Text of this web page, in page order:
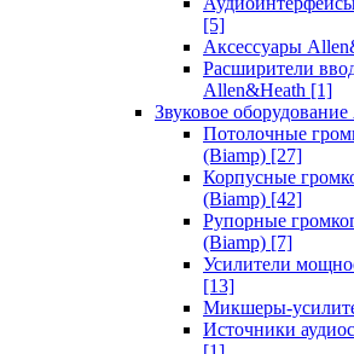
[5]
Аксессуары
Расширители
Allen&Heath [1]
Звуковое
Потолочные
(Biamp) [27]
Корпусные
(Biamp) [42]
Рупорные
(Biamp) [7]
Усилители
[13]
Микшеры-
Источники